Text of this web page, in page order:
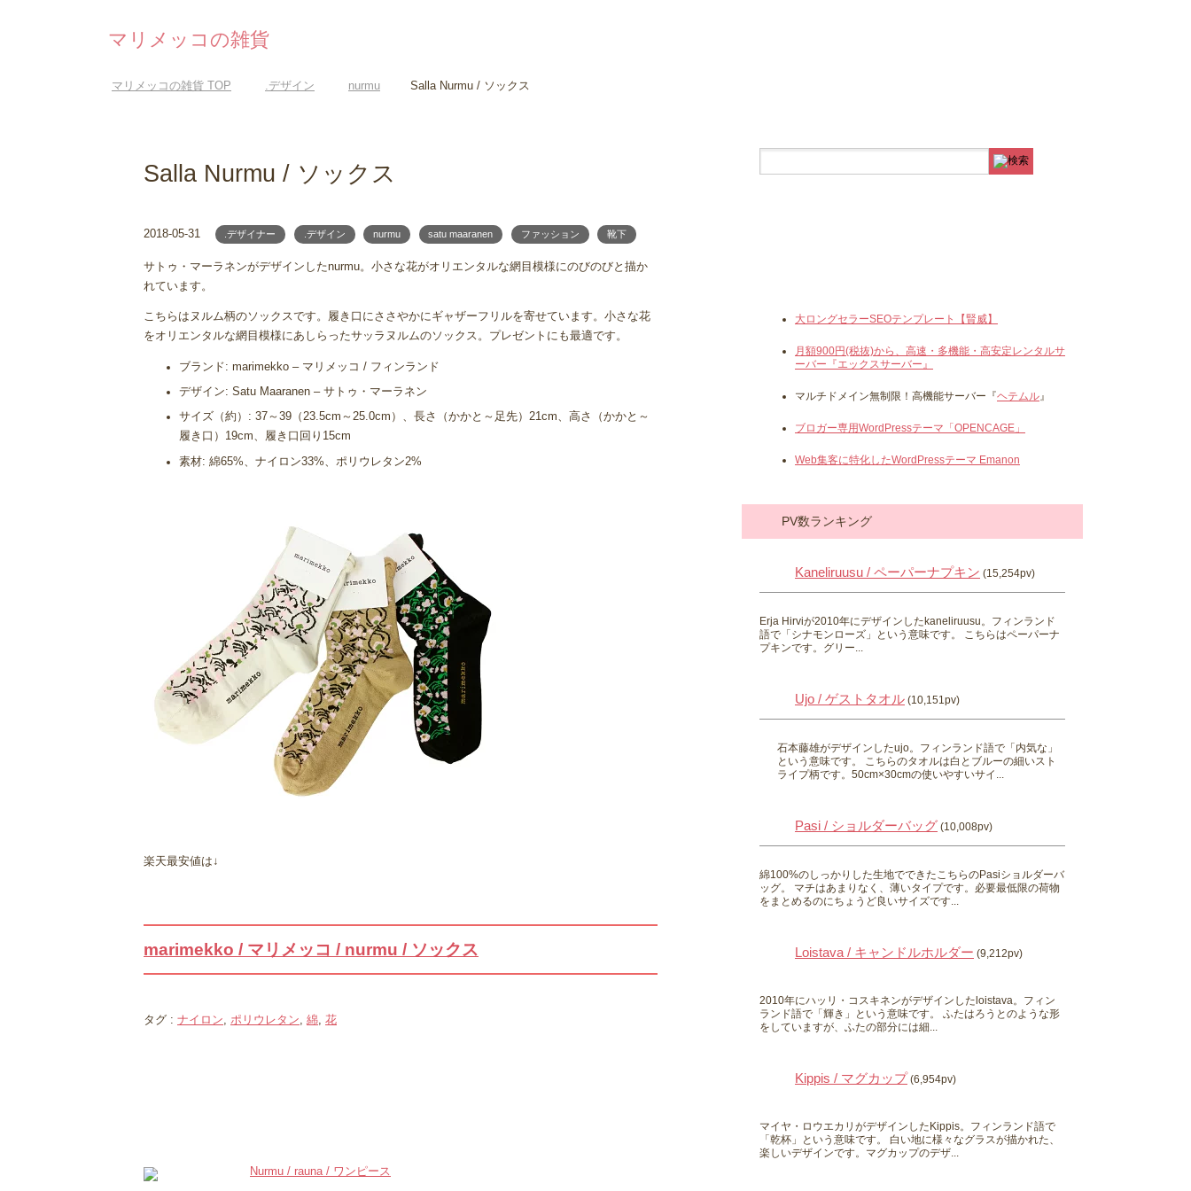
マリメッコの雑貨
マリメッコの雑貨 TOP .デザイン nurmu Salla Nurmu / ソックス
Salla Nurmu / ソックス
2018-05-31 .デザイナー .デザイン nurmu satu maaranen ファッション 靴下
サトゥ・マーラネンがデザインしたnurmu。小さな花がオリエンタルな網目模様にのびのびと描か
れています。
こちらはヌルム柄のソックスです。履き口にささやかにギャザーフリルを寄せています。小さな花
をオリエンタルな網目模様にあしらったサッラヌルムのソックス。プレゼントにも最適です。
ブランド: marimekko – マリメッコ / フィンランド
デザイン: Satu Maaranen – サトゥ・マーラネン
サイズ（約）: 37～39（23.5cm～25.0cm）、長さ（かかと～足先）21cm、高さ（かかと～
履き口）19cm、履き口回り15cm
素材: 綿65%、ナイロン33%、ポリウレタン2%
楽天最安値は↓
marimekko / マリメッコ / nurmu / ソックス
タグ : ナイロン ポリウレタン 綿 花
Nurmu / rauna / ワンピース
大ロングセラーSEOテンプレート【賢威】
月額900円(税抜)から、高速・多機能・高安定レンタルサ
ーバー『エックスサーバー』
マルチドメイン無制限！高機能サーバー『ヘテムル』
ブロガー専用WordPressテーマ「OPENCAGE」
Web集客に特化したWordPressテーマ Emanon
PV数ランキング
Kaneliruusu / ペーパーナプキン (15,254pv)
Erja Hirviが2010年にデザインしたkaneliruusu。フィンランド
語で「シナモンローズ」という意味です。 こちらはペーパーナ
プキンです。グリー...
Ujo / ゲストタオル (10,151pv)
石本藤雄がデザインしたujo。フィンランド語で「内気な」
という意味です。 こちらのタオルは白とブルーの細いスト
ライプ柄です。50cm×30cmの使いやすいサイ...
Pasi / ショルダーバッグ (10,008pv)
綿100%のしっかりした生地でできたこちらのPasiショルダーバ
ッグ。 マチはあまりなく、薄いタイプです。必要最低限の荷物
をまとめるのにちょうど良いサイズです...
Loistava / キャンドルホルダー (9,212pv)
2010年にハッリ・コスキネンがデザインしたloistava。フィン
ランド語で「輝き」という意味です。 ふたはろうとのような形
をしていますが、ふたの部分には細...
Kippis / マグカップ (6,954pv)
マイヤ・ロウエカリがデザインしたKippis。フィンランド語で
「乾杯」という意味です。 白い地に様々なグラスが描かれた、
楽しいデザインです。マグカップのデザ...